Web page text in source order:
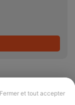
Fermer et tout accepter